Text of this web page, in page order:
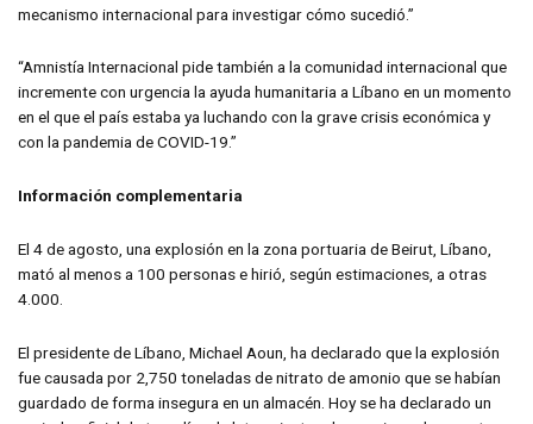
mecanismo internacional para investigar cómo sucedió.”
“Amnistía Internacional pide también a la comunidad internacional que
incremente con urgencia la ayuda humanitaria a Líbano en un momento
en el que el país estaba ya luchando con la grave crisis económica y
con la pandemia de COVID-19.”
Información complementaria
El 4 de agosto, una explosión en la zona portuaria de Beirut, Líbano,
mató al menos a 100 personas e hirió, según estimaciones, a otras
4.000.
El presidente de Líbano, Michael Aoun, ha declarado que la explosión
fue causada por 2,750 toneladas de nitrato de amonio que se habían
guardado de forma insegura en un almacén. Hoy se ha declarado un